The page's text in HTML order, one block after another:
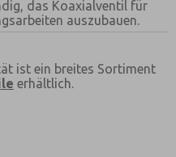
das Koaxialventil für
auszubauen.
ist ein breites Sortiment
erhältlich.
stimme ich der